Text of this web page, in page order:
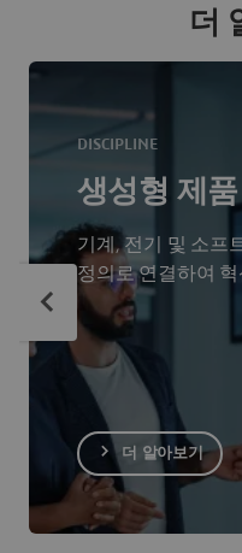
더
DISCIPLINE
생성형 제
기계, 전기 및 소프
정의로 연결하여
더 알아보기